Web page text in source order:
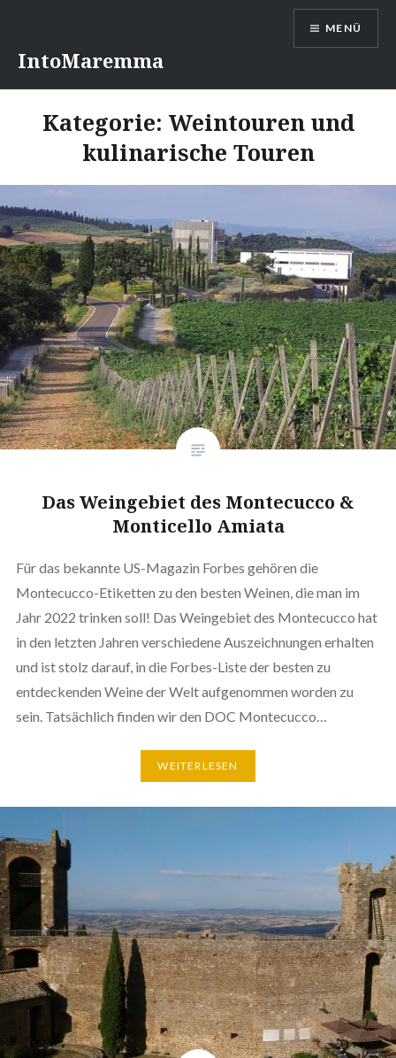
InhaltIntoMaremma
MENÜ
Kategorie: Weintouren und
kulinarische Touren
Das Weingebiet des Montecucco &
Monticello Amiata
Für das bekannte US-Magazin Forbes gehören die
Montecucco-Etiketten zu den besten Weinen, die man im
Jahr 2022 trinken soll! Das Weingebiet des Montecucco hat
in den letzten Jahren verschiedene Auszeichnungen erhalten
und ist stolz darauf, in die Forbes-Liste der besten zu
entdeckenden Weine der Welt aufgenommen worden zu
sein. Tatsächlich finden wir den DOC Montecucco…
WEITERLESEN